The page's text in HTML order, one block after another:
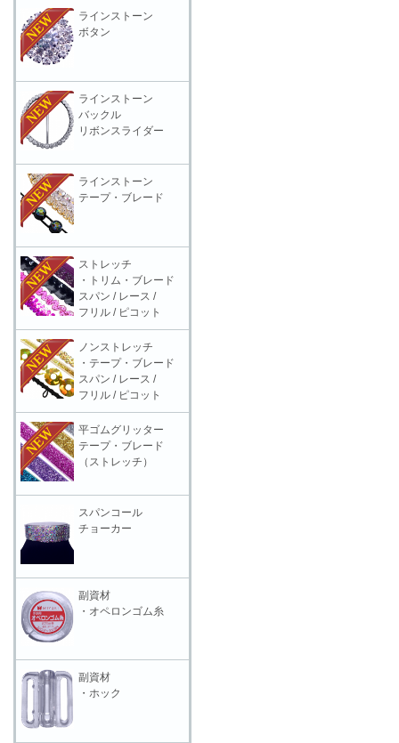
ラインストーン
ボタン
ラインストーン
バックル
リボンスライダー
ラインストーン
テープ・ブレード
ストレッチ
・トリム・ブレード
スパン / レース /
フリル / ピコット
ノンストレッチ
・テープ・ブレード
スパン / レース /
フリル / ピコット
平ゴムグリッター
テープ・ブレード
（ストレッチ）
スパンコール
チョーカー
副資材
・オペロンゴム糸
副資材
・ホック